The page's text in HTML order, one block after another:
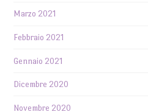
Marzo 2021
Febbraio 2021
Gennaio 2021
Dicembre 2020
Novembre 2020